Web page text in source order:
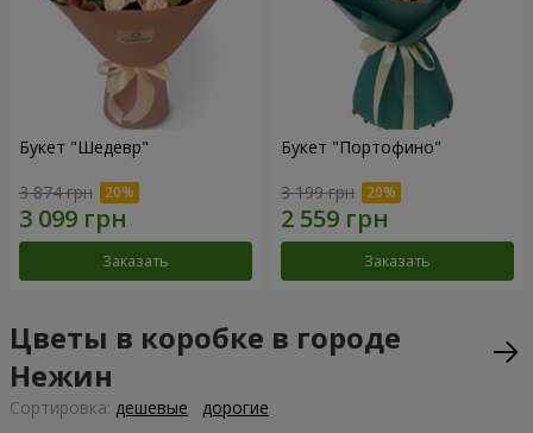
Букет "Шедевр"
3 874 грн
Заказать
Букет "Портофино"
3 199 грн
Заказать
Цветы в коробке в городе
Нежин
Cортировка: дешевые дорогие